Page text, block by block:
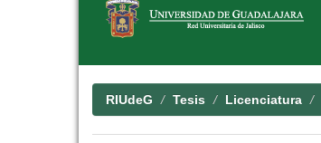
RIUdeG Tesis Licenciatura